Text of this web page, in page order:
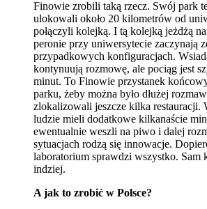
Finowie zrobili taką rzecz. Swój park
ulokowali około 20 kilometrów od
połączyli kolejką. I tą kolejką jeżdżą
peronie przy uniwersytecie zaczynają
przypadkowych konfiguracjach.
kontynuują rozmowę, ale pociąg jest
minut. To Finowie przystanek
parku, żeby można było dłużej
zlokalizowali jeszcze kilka restauracji.
ludzie mieli dodatkowe kilkanaście
ewentualnie weszli na piwo i dalej
sytuacjach rodzą się innowacje.
laboratorium sprawdzi wszystko. Sam
indziej.
A jak to zrobić w Polsce?